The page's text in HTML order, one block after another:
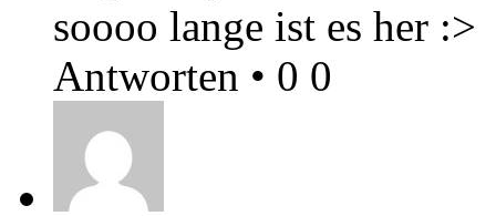
soooo lange ist es her :>
Antworten • 0 0